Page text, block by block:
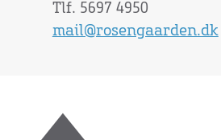
Tlf. 5697 4950
mail@rosengaarden.dk